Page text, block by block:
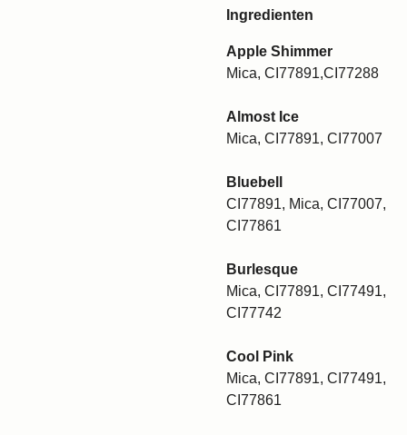
Ingredienten
Apple Shimmer
Mica, CI77891,CI77288
Almost Ice
Mica, CI77891, CI77007
Bluebell
CI77891, Mica, CI77007,
CI77861
Burlesque
Mica, CI77891, CI77491,
CI77742
Cool Pink
Mica, CI77891, CI77491,
CI77861